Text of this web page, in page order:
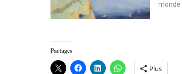
monde
Partages
Plus